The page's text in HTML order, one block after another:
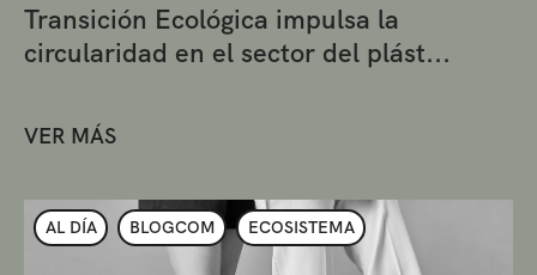
Transición Ecológica impulsa la
circularidad en el sector del plást...
VER MÁS
AL DÍA BLOGCOM ECOSISTEMA